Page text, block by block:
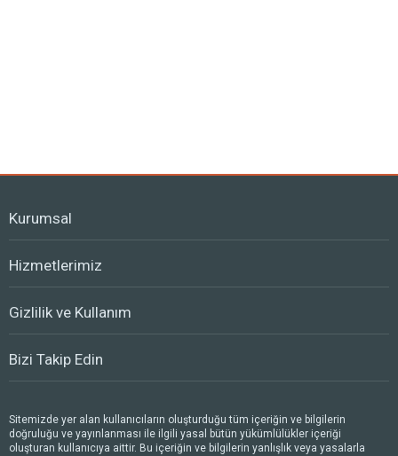
Kurumsal
Hizmetlerimiz
Gizlilik ve Kullanım
Bizi Takip Edin
Sitemizde yer alan kullanıcıların oluşturduğu tüm içeriğin ve bilgilerin
doğruluğu ve yayınlanması ile ilgili yasal bütün yükümlülükler içeriği
oluşturan kullanıcıya aittir. Bu içeriğin ve bilgilerin yanlışlık veya yasalarla